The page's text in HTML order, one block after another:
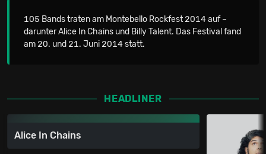
105 Bands traten am Montebello Rockfest 2014 auf –
darunter Alice In Chains und Billy Talent. Das Festival fand
am 20. und 21. Juni 2014 statt.
HEADLINER
Alice In Chains